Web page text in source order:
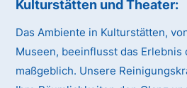
Kulturstätten und Theater:
Das Ambiente in Kulturstätten,
Museen, beeinflusst das Erlebnis
maßgeblich. Unsere